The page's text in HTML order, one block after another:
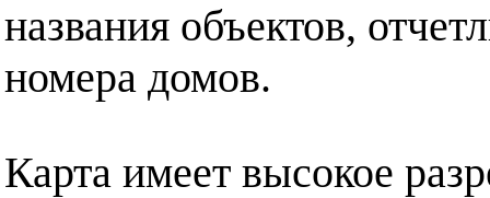
названия объектов,
номера домов.
Карта имеет высокое